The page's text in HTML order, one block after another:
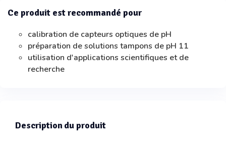
Ce produit est recommandé pour
calibration de capteurs optiques de pH
préparation de solutions tampons de pH 11
utilisation d'applications scientifiques et de
recherche
Description du produit